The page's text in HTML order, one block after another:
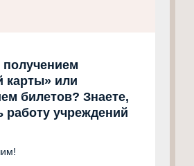
карты» или
билетов? Знаете,
работу учреждений